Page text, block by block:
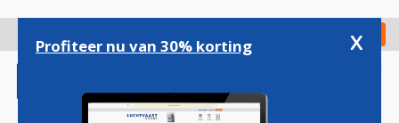
gaan
Check in
Profiteer nu van 30% korting x